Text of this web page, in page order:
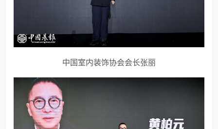
中国室内装饰协会会长张丽